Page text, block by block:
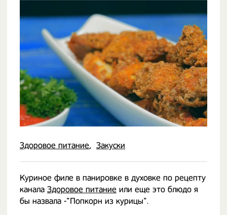
Здоровое питание Закуски
Куриное филе в панировке в духовке по рецепту
канала Здоровое питание или еще это блюдо я
бы назвала -"Попкорн из курицы".